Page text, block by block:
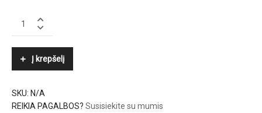
SAMSØE
Į krepšelį
SKU: N/A
REIKIA PAGALBOS? Susisiekite su mumis